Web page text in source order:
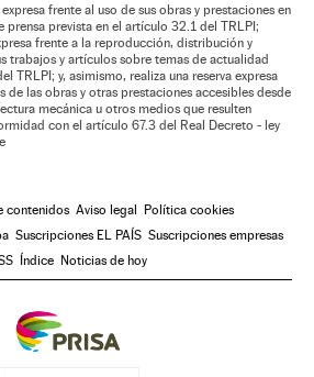
frente al uso de sus obras y prestaciones en
prensa prevista en el artículo 32.1 del TRLPI;
frente a la reproducción, distribución y
trabajos y artículos sobre temas de actualidad
TRLPI; y, asimismo, realiza una reserva expresa
de las obras y otras prestaciones accesibles desde
mecánica u otros medios que resulten
con el artículo 67.3 del Real Decreto - ley
contenidos Aviso legal Política cookies
Suscripciones EL PAÍS Suscripciones empresas
Índice Noticias de hoy